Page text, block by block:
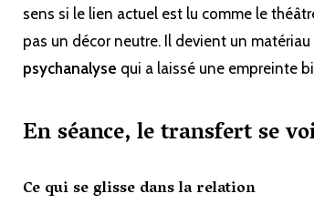
sens si le lien actuel est lu comme le
pas un décor neutre. Il devient un
psychanalyse qui a laissé une empreinte
En séance, le transfert se
Ce qui se glisse dans la relation